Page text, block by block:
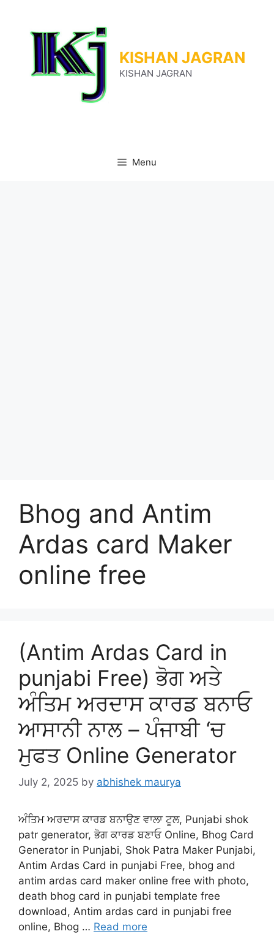
content
KISHAN JAGRAN
KISHAN JAGRAN
Menu
Bhog and Antim
Ardas card Maker
online free
(Antim Ardas Card in
punjabi Free) ਭੋਗ ਅਤੇ
ਅੰਤਿਮ ਅਰਦਾਸ ਕਾਰਡ ਬਨਾਓ
ਆਸਾਨੀ ਨਾਲ – ਪੰਜਾਬੀ ‘ਚ
ਮੁਫਤ Online Generator
July 2, 2025 by abhishek maurya
ਅੰਤਿਮ ਅਰਦਾਸ ਕਾਰਡ ਬਨਾਉਣ ਵਾਲਾ ਟੂਲ, Punjabi shok
patr generator, ਭੋਗ ਕਾਰਡ ਬਣਾਓ Online, Bhog Card
Generator in Punjabi, Shok Patra Maker Punjabi,
Antim Ardas Card in punjabi Free, bhog and
antim ardas card maker online free with photo,
death bhog card in punjabi template free
download, Antim ardas card in punjabi free
online, Bhog … Read more